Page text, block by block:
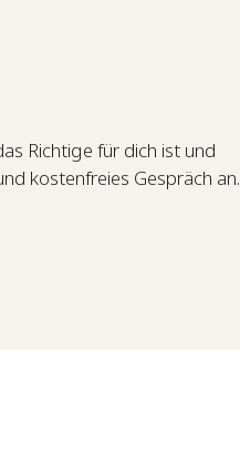
Richtige für dich ist und
kostenfreies Gespräch an.